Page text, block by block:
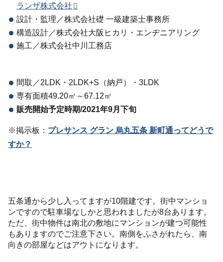
ランザ株式会社
設計・監理／株式会社礎 一級建築士事務所
構造設計／株式会社大阪ヒカリ・エンヂニアリング
施工／株式会社中川工務店
間取／2LDK・2LDK+S（納戸）・3LDK
専有面積49.20㎡～67.12㎡
販売開始予定時期/2021年9月下旬
※掲示板： プレサンス グラン 烏丸五条 新町通ってどうで
すか？
五条通から少し入ってますが10階建です。街中マンショ
ンですので駐車場なしかと思われましたが8台あります。
ただ、街中物件は南北の敷地にマンションが建つ可能性
もありますのでご注意下さい。南側をふさがれたら、南
向きの部屋などはアウトになります。